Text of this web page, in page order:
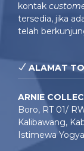
kontak
tersedia, jika
telah
ALAMAT
ARNIE
Boro, RT 01/
Kalibawang,
Istimewa